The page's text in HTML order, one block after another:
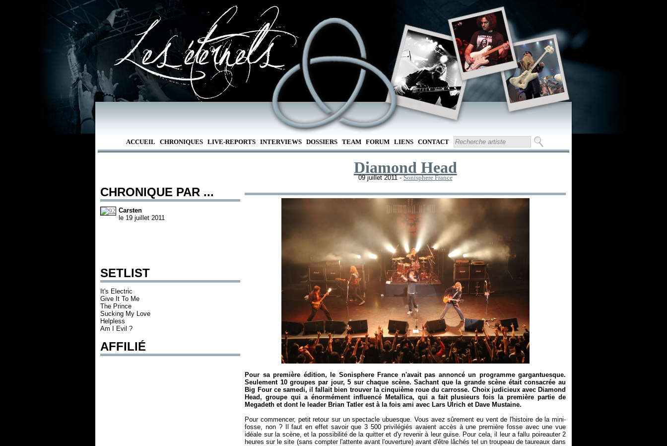
ACCUEIL CHRONIQUES LIVE-REPORTS INTERVIEWS DOSSIERS TEAM FORUM LIENS CONTACT
CHRONIQUE PAR ...
Carsten
le 19 juillet 2011
SETLIST
It's Electric
Give It To Me
The Prince
Sucking My Love
Helpless
Am I Evil ?
AFFILIÉ
Diamond Head
09 juillet 2011 -Sonisphere France
Pour sa première édition, le Sonisphere France n'avait pas annoncé un programme gargantuesque.
Seulement 10 groupes par jour, 5 sur chaque scène. Sachant que la grande scène était consacrée au
Big Four ce samedi, il fallait bien trouver la cinquième roue du carrosse. Choix judicieux avec Diamond
Head, groupe qui a énormément influencé Metallica, qui a fait plusieurs fois la première partie de
Megadeth et dont le leader Brian Tatler est à la fois ami avec Lars Ulrich et Dave Mustaine.
Pour commencer, petit retour sur un spectacle ubuesque. Vous avez sûrement eu vent de l'histoire de la mini-
fosse, non ? Il faut en effet savoir que 3 500 privilégiés avaient accès à une première fosse avec une vue
idéale sur la scène, et la possibilité de la quitter et d'y revenir à leur guise. Pour cela, il leur a fallu poireauter 2
heures sur le site (sans compter l'attente avant l'ouverture) avant d'être lâchés tel un troupeau de taureaux dans